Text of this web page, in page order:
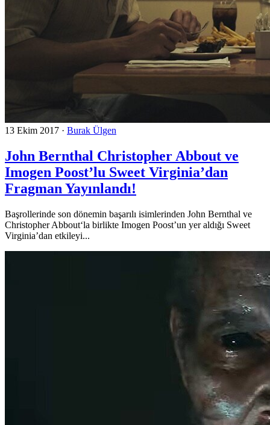
13 Ekim 2017 · Burak Ülgen
John Bernthal Christopher Abbout ve
Imogen Poost’lu Sweet Virginia’dan
Fragman Yayınlandı!
Başrollerinde son dönemin başarılı isimlerinden John Bernthal ve
Christopher Abbout‘la birlikte Imogen Poost’un yer aldığı Sweet
Virginia’dan etkileyi...